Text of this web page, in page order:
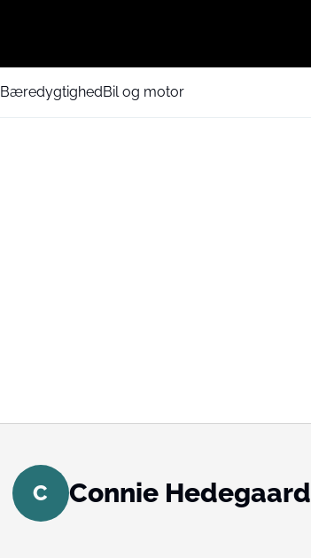
BæredygtighedBil og motor
C Connie Hedegaard